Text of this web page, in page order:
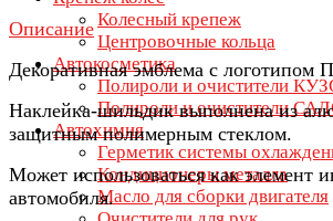
Колесный крепеж
Центровочные кольца
Автокосметика
Полироли и очистители
Полироли и очистители
Автохимия
Герметик системы
Кондиционеры металла
Масло для сборки двигателя
Описание
Декоративная эмблема с логотипом
Наклейка-шильдик выполнена из
защитным полимерным стеклом.
Может использоваться как элемент
автомобиля.